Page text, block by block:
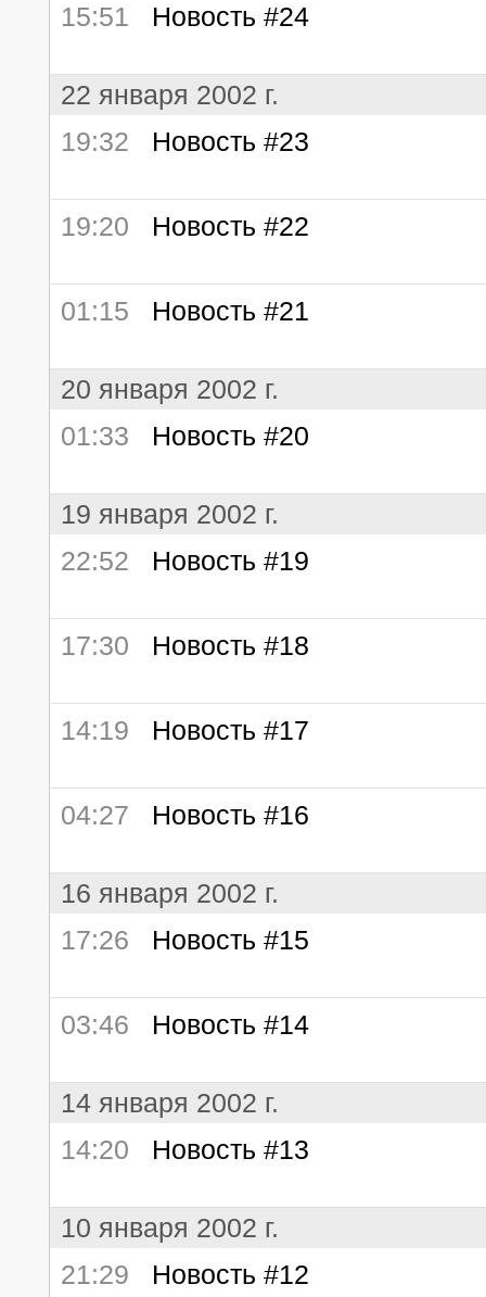
15:51 Новость #24
22 января 2002 г.
19:32 Новость #23
19:20 Новость #22
01:15 Новость #21
20 января 2002 г.
01:33 Новость #20
19 января 2002 г.
22:52 Новость #19
17:30 Новость #18
14:19 Новость #17
04:27 Новость #16
16 января 2002 г.
17:26 Новость #15
03:46 Новость #14
14 января 2002 г.
14:20 Новость #13
10 января 2002 г.
21:29 Новость #12